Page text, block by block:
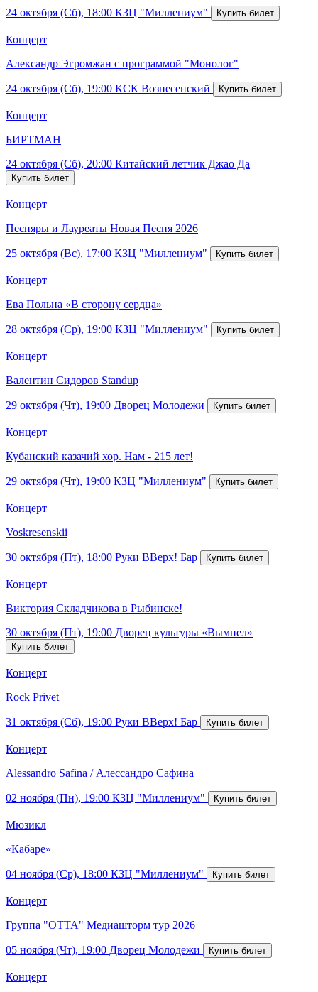
24 октября (Сб), 18:00 КЗЦ "Миллениум"
Концерт
Александр Эгромжан с программой "Монолог"
24 октября (Сб), 19:00 КСК Вознесенский
Концерт
БИРТМАН
24 октября (Сб), 20:00 Китайский летчик Джао Да
Концерт
Песняры и Лауреаты Новая Песня 2026
25 октября (Вс), 17:00 КЗЦ "Миллениум"
Концерт
Ева Польна «В сторону сердца»
28 октября (Ср), 19:00 КЗЦ "Миллениум"
Концерт
Валентин Сидоров Standup
29 октября (Чт), 19:00 Дворец Молодежи
Концерт
Кубанский казачий хор. Нам - 215 лет!
29 октября (Чт), 19:00 КЗЦ "Миллениум"
Концерт
Voskresenskii
30 октября (Пт), 18:00 Руки ВВерх! Бар
Концерт
Виктория Складчикова в Рыбинске!
30 октября (Пт), 19:00 Дворец культуры «Вымпел»
Концерт
Rock Privet
31 октября (Сб), 19:00 Руки ВВерх! Бар
Концерт
Alessandro Safina / Алессандро Сафина
02 ноября (Пн), 19:00 КЗЦ "Миллениум"
Мюзикл
«Кабаре»
04 ноября (Ср), 18:00 КЗЦ "Миллениум"
Концерт
Группа "ОТТА" Медиашторм тур 2026
05 ноября (Чт), 19:00 Дворец Молодежи
Концерт